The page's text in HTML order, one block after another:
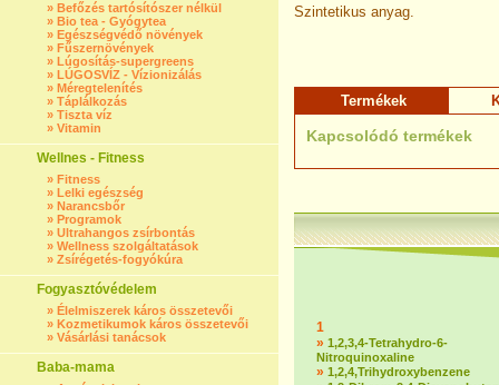
» Befőzés tartósítószer nélkül
» Bio tea - Gyógytea
» Egészségvédő növények
» Fűszernövények
» Lúgosítás-supergreens
» LÚGOSVÍZ - Vízionizálás
» Méregtelenítés
» Táplálkozás
» Tiszta víz
» Vitamin
Wellnes - Fitness
» Fitness
» Lelki egészség
» Narancsbőr
» Programok
» Ultrahangos zsírbontás
» Wellness szolgáltatások
» Zsírégetés-fogyókúra
Fogyasztóvédelem
» Élelmiszerek káros összetevői
» Kozmetikumok káros összetevői
» Vásárlási tanácsok
Baba-mama
Szintetikus anyag.
Termékek
Kapcsolódó termékek
1
» 1,2,3,4-Tetrahydro-6-
Nitroquinoxaline
» 1,2,4,Trihydroxybenzene